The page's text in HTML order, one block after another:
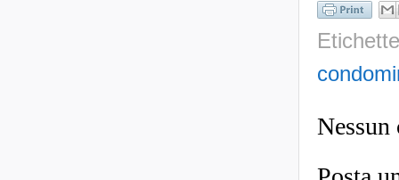
Nessun